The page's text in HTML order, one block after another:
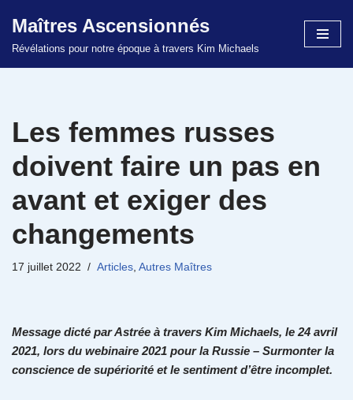
Aller
Maîtres Ascensionnés
Révélations pour notre époque à travers Kim Michaels
Les femmes russes
doivent faire un pas en
avant et exiger des
changements
17 juillet 2022 Articles, Autres Maîtres
Message dicté par Astrée à travers Kim Michaels, le 24 avril
2021, lors du webinaire 2021 pour la Russie – Surmonter la
conscience de supériorité et le sentiment d’être incomplet.